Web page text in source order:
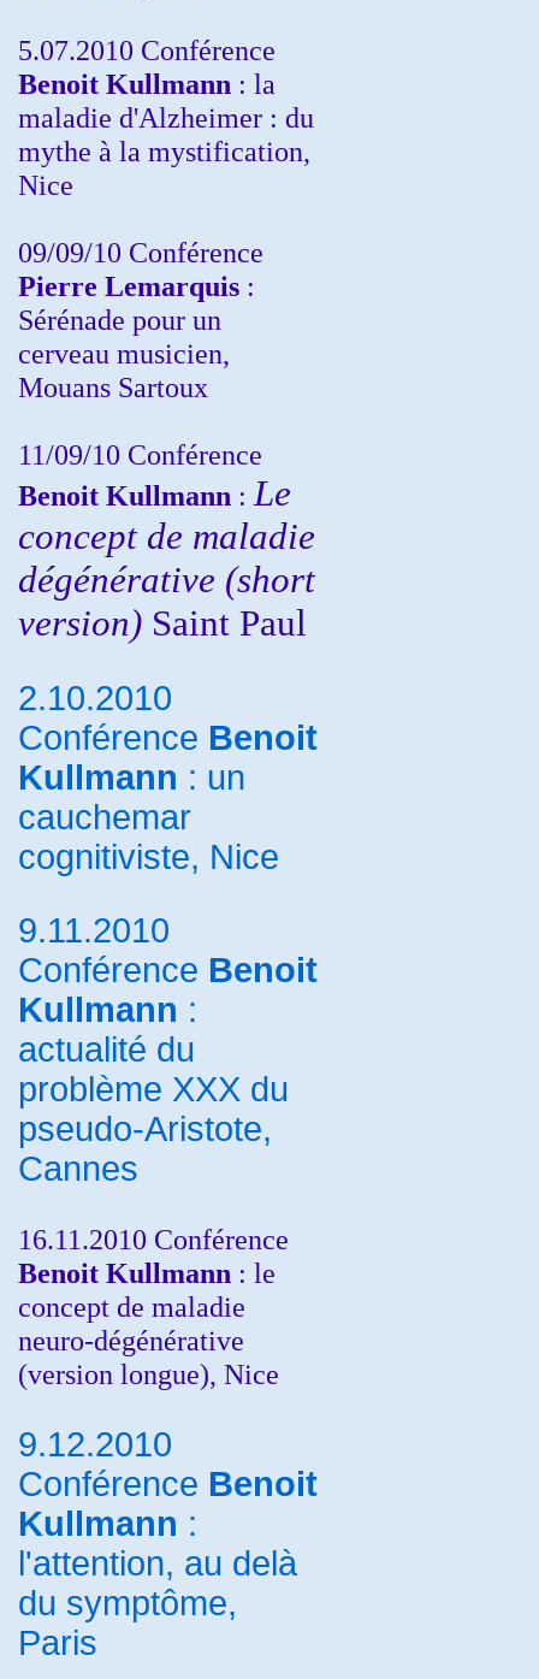
5.07.2010 Conférence
Benoit Kullmann : la
maladie d'Alzheimer : du
mythe à la mystification,
Nice
09/09/10 Conférence
Pierre Lemarquis :
Sérénade pour un
cerveau musicien,
Mouans Sartoux
11/09/10 Conférence
Benoit Kullmann : Le
concept de maladie
dégénérative (short
version) Saint Paul
2.10.2010
Conférence Benoit
Kullmann : un
cauchemar
cognitiviste, Nice
9.11.2010
Conférence Benoit
Kullmann :
actualité du
problème XXX du
pseudo-Aristote,
Cannes
16.11.2010 Conférence
Benoit Kullmann : le
concept de maladie
neuro-dégénérative
(version longue), Nice
9.12.2010
Conférence Benoit
Kullmann :
l'attention, au delà
du symptôme,
Paris